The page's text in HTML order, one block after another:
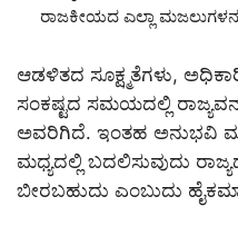
ರಾಜಕೀಯದ ಎಲ್ಲಾ
ಆಡಳಿತದ ಸೂಕ್ಷ್ಮತೆಗಳು,
ಸಂಕಷ್ಟದ ಸಮಯದಲ್ಲಿ
ಅವರಿಗಿದೆ. ಇಂತಹ ಅನುಭವಿ
ಮಧ್ಯದಲ್ಲಿ ಬದಲಿಸುವುದು
ಬೀರಬಹುದು ಎಂಬುದು